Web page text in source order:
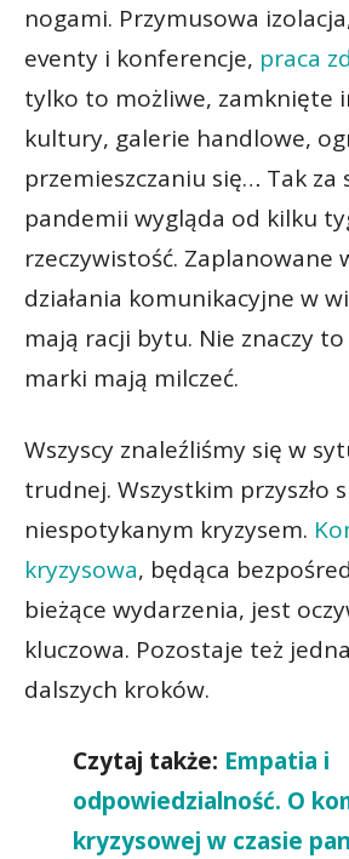
nogami. Przymusowa
eventy i konferencje, praca
tylko to możliwe, zamknięte
kultury, galerie handlowe,
przemieszczaniu się… Tak za
pandemii wygląda od kilku
rzeczywistość. Zaplanowane
działania komunikacyjne w
mają racji bytu. Nie znaczy
marki mają milczeć.
Wszyscy znaleźliśmy się w
trudnej. Wszystkim przyszło
niespotykanym kryzysem.
kryzysowa, będąca
bieżące wydarzenia, jest
kluczowa. Pozostaje też
dalszych kroków.
Czytaj także: Empatia i
odpowiedzialność. O
kryzysowej w czasie